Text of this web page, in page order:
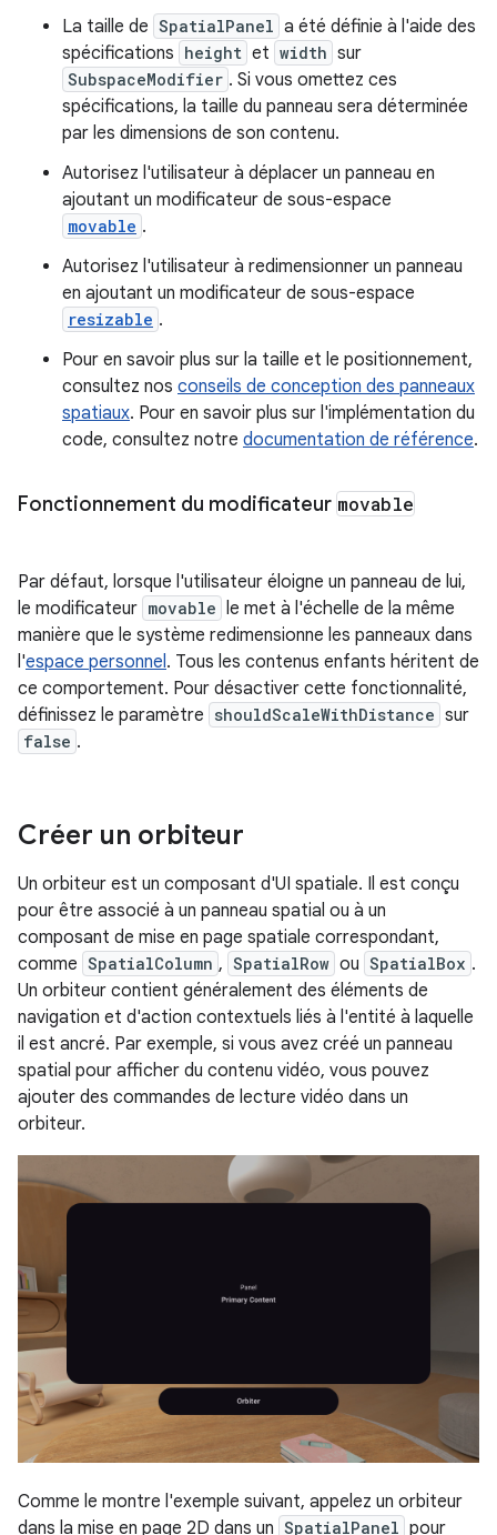
La taille de SpatialPanel a été définie à l'aide des
spécifications height et width sur
SubspaceModifier . Si vous omettez ces
spécifications, la taille du panneau sera déterminée
par les dimensions de son contenu.
Autorisez l'utilisateur à déplacer un panneau en
ajoutant un modificateur de sous-espace
movable .
Autorisez l'utilisateur à redimensionner un panneau
en ajoutant un modificateur de sous-espace
resizable .
Pour en savoir plus sur la taille et le positionnement,
consultez nos conseils de conception des panneaux
spatiaux. Pour en savoir plus sur l'implémentation du
code, consultez notre documentation de référence.
Fonctionnement du modificateur movable
Par défaut, lorsque l'utilisateur éloigne un panneau de lui,
le modificateur movable le met à l'échelle de la même
manière que le système redimensionne les panneaux dans
l'espace personnel. Tous les contenus enfants héritent de
ce comportement. Pour désactiver cette fonctionnalité,
définissez le paramètre shouldScaleWithDistance sur
false .
Créer un orbiteur
Un orbiteur est un composant d'UI spatiale. Il est conçu
pour être associé à un panneau spatial ou à un
composant de mise en page spatiale correspondant,
comme SpatialColumn , SpatialRow ou SpatialBox .
Un orbiteur contient généralement des éléments de
navigation et d'action contextuels liés à l'entité à laquelle
il est ancré. Par exemple, si vous avez créé un panneau
spatial pour afficher du contenu vidéo, vous pouvez
ajouter des commandes de lecture vidéo dans un
orbiteur.
Comme le montre l'exemple suivant, appelez un orbiteur
dans la mise en page 2D dans un SpatialPanel pour